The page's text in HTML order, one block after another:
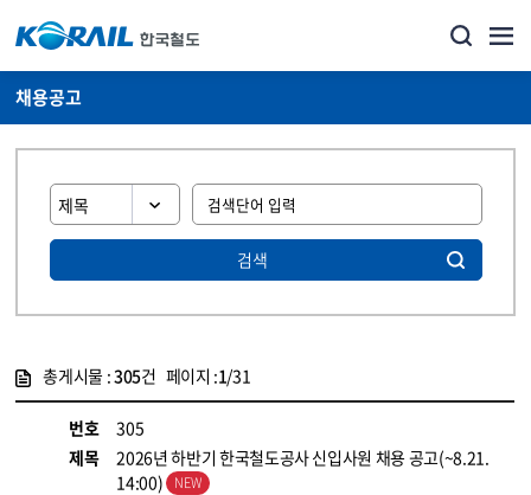
채용공고
검색
총게시물 :305건 페이지 :1/31
번호
305
제목
2026년 하반기 한국철도공사 신입사원 채용 공고(~8.21.
14:00)